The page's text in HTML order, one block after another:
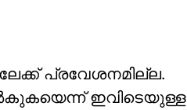
പ്രവേശനമില്ല.
ഇവിടെയുള്ള